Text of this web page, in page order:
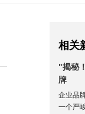
相关
"揭秘
牌
企业品
一个严